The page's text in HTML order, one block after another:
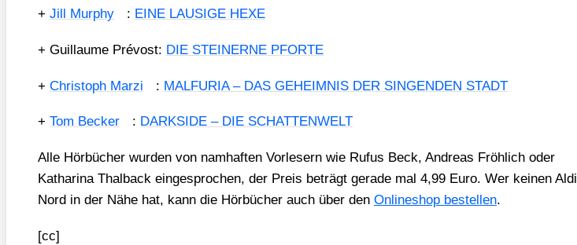
+ Jill Mur­phy : EINE LAUSIGE HEXE
+ Guil­laume Pré­vost: DIE STEINERNE PFORTE
+ Chris­toph Mar­zi : MALFURIA – DAS GEHEIMNIS DER SINGENDEN STADT
+ Tom Becker : DARKSIDE – DIE SCHATTENWELT
Alle Hör­bü­cher wur­den von nam­haf­ten Vor­le­sern wie Rufus Beck, Andre­as Fröh­lich oder
Katha­ri­na Thal­back ein­ge­spro­chen, der Preis beträgt gera­de mal 4,99 Euro. Wer kei­nen Aldi
Nord in der Nähe hat, kann die Hör­bü­cher auch über den Online­shop bestel­len.
[cc]